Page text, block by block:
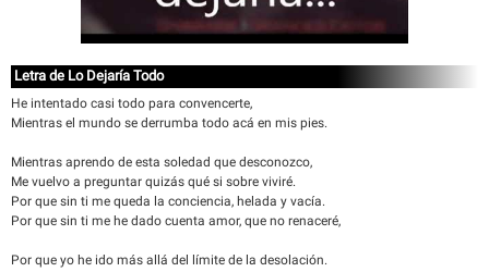
Letra de Lo Dejaría Todo
He intentado casi todo para convencerte,
Mientras el mundo se derrumba todo acá en mis pies.
Mientras aprendo de esta soledad que desconozco,
Me vuelvo a preguntar quizás qué si sobre viviré.
Por que sin ti me queda la conciencia, helada y vacía.
Por que sin ti me he dado cuenta amor, que no renaceré,
Por que yo he ido más allá del límite de la desolación.